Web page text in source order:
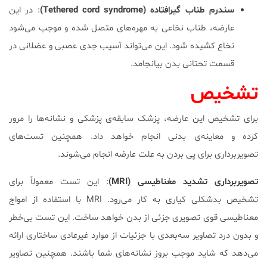
سندرم طناب گیرافتاده (Tethered cord syndrome)
: در این
عارضه، طناب نخاعی به مهره‌های متصل شده و موجب می‌شود
نخاع کشیده شود. این می‌تواند آسیب جدی عصبی و عضلانی در
قسمت تحتانی بدن بیانجامد.
تشخیص
برای تشخیص این عارضه، پزشک سابقه‌ی پزشکی و نشانه‌ها را مرور
کرده و معاینه‌ی بدنی انجام خواهد داد. همچنین تست‌های
تصویربرداری برای پی بردن به علت عارضه انجام می‌شوند.
تصویربرداری تشدید مغناطیسی (MRI)
: این تست معمولاً برای
تشخیص بدشکلی کیاری به کار می‌رود. MRI با استفاده از امواج
معناطیسی قوی تصویری جزئی از بدن خواهد ساخت. این تست بی‌خطر
و بدون درد تصاویر سه‌بعدی با جزئیات از موارد غیرعادی ساختاری ارائه
می‌دهد که شاید موجب بروز نشانه‌های شما باشند. همچنین تصاویر